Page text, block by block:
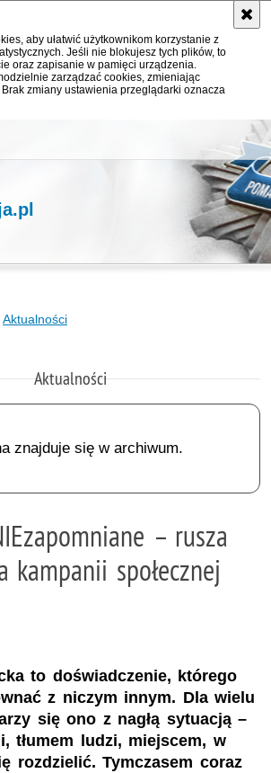
aby ułatwić użytkownikom korzystanie z
Jeśli nie blokujesz tych plików, to
oraz zapisanie w pamięci urządzenia.
zarządzać cookies, zmieniając
zmiany ustawienia przeglądarki oznacza
Aktualności
Aktualności
znajduje się w archiwum.
– rusza
kampanii społecznej
to doświadczenie, którego
z niczym innym. Dla wielu
się ono z nagłą sytuacją –
tłumem ludzi, miejscem, w
rozdzielić. Tymczasem coraz